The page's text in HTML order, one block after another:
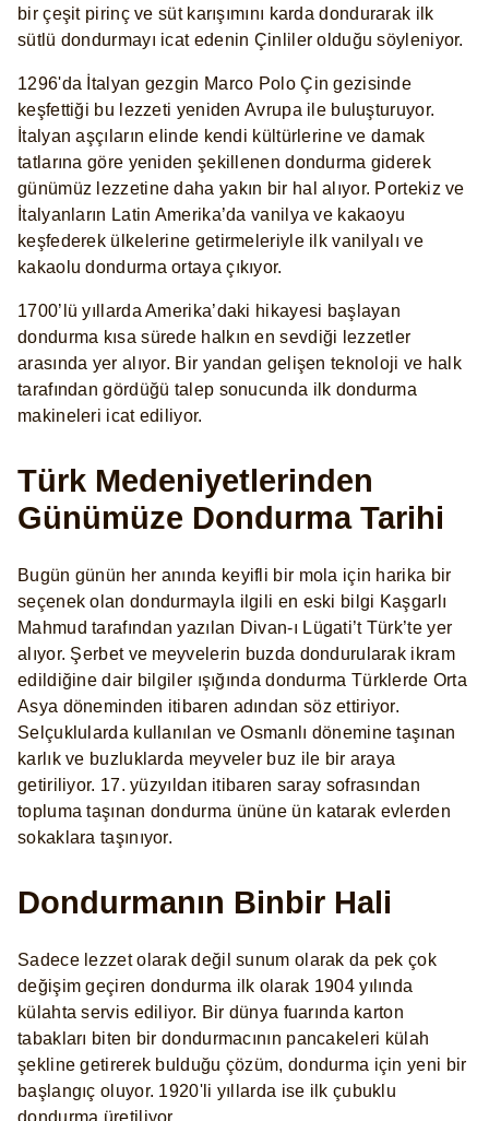
bir çeşit pirinç ve süt karışımını karda dondurarak ilk
sütlü dondurmayı icat edenin Çinliler olduğu söyleniyor.
1296'da İtalyan gezgin Marco Polo Çin gezisinde
keşfettiği bu lezzeti yeniden Avrupa ile buluşturuyor.
İtalyan aşçıların elinde kendi kültürlerine ve damak
tatlarına göre yeniden şekillenen dondurma giderek
günümüz lezzetine daha yakın bir hal alıyor. Portekiz ve
İtalyanların Latin Amerika’da vanilya ve kakaoyu
keşfederek ülkelerine getirmeleriyle ilk vanilyalı ve
kakaolu dondurma ortaya çıkıyor.
1700’lü yıllarda Amerika’daki hikayesi başlayan
dondurma kısa sürede halkın en sevdiği lezzetler
arasında yer alıyor. Bir yandan gelişen teknoloji ve halk
tarafından gördüğü talep sonucunda ilk dondurma
makineleri icat ediliyor.
Türk Medeniyetlerinden
Günümüze Dondurma Tarihi
Bugün günün her anında keyifli bir mola için harika bir
seçenek olan dondurmayla ilgili en eski bilgi Kaşgarlı
Mahmud tarafından yazılan Divan-ı Lügati’t Türk’te yer
alıyor. Şerbet ve meyvelerin buzda dondurularak ikram
edildiğine dair bilgiler ışığında dondurma Türklerde Orta
Asya döneminden itibaren adından söz ettiriyor.
Selçuklularda kullanılan ve Osmanlı dönemine taşınan
karlık ve buzluklarda meyveler buz ile bir araya
getiriliyor. 17. yüzyıldan itibaren saray sofrasından
topluma taşınan dondurma ününe ün katarak evlerden
sokaklara taşınıyor.
Dondurmanın Binbir Hali
Sadece lezzet olarak değil sunum olarak da pek çok
değişim geçiren dondurma ilk olarak 1904 yılında
külahta servis ediliyor. Bir dünya fuarında karton
tabakları biten bir dondurmacının pancakeleri külah
şekline getirerek bulduğu çözüm, dondurma için yeni bir
başlangıç oluyor. 1920'li yıllarda ise ilk çubuklu
dondurma üretiliyor.